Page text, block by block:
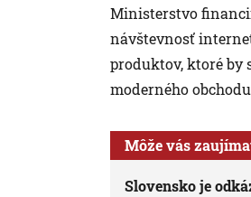
Ministerstvo financií
návštevnosť
produktov, ktoré by
moderného
Môže vás
Slovensko je